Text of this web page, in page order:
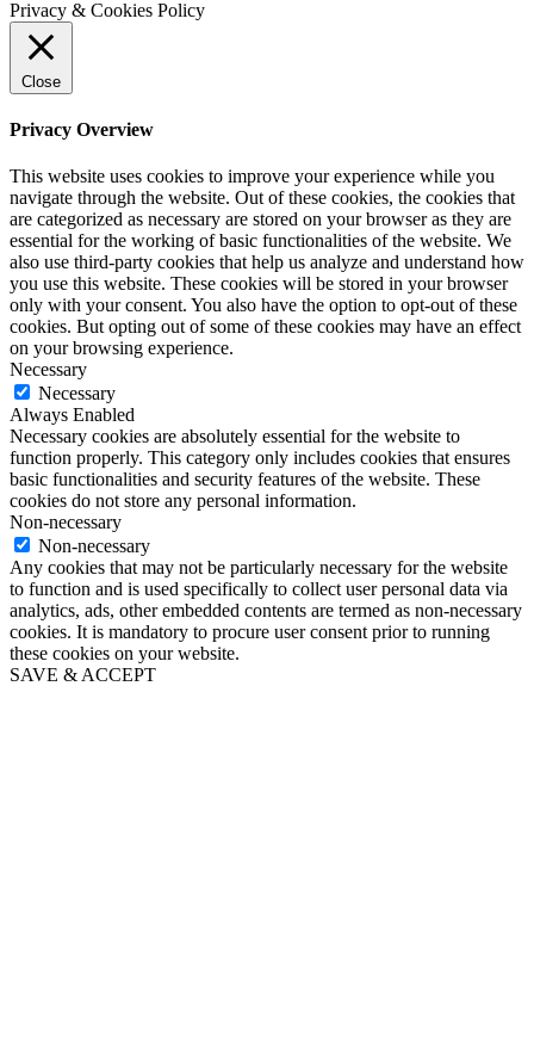
Privacy & Cookies Policy
Close
Privacy Overview
This website uses cookies to improve your experience while you
navigate through the website. Out of these cookies, the cookies that
are categorized as necessary are stored on your browser as they are
essential for the working of basic functionalities of the website. We
also use third-party cookies that help us analyze and understand how
you use this website. These cookies will be stored in your browser
only with your consent. You also have the option to opt-out of these
cookies. But opting out of some of these cookies may have an effect
on your browsing experience.
Necessary
Necessary
Always Enabled
Necessary cookies are absolutely essential for the website to
function properly. This category only includes cookies that ensures
basic functionalities and security features of the website. These
cookies do not store any personal information.
Non-necessary
Non-necessary
Any cookies that may not be particularly necessary for the website
to function and is used specifically to collect user personal data via
analytics, ads, other embedded contents are termed as non-necessary
cookies. It is mandatory to procure user consent prior to running
these cookies on your website.
SAVE & ACCEPT